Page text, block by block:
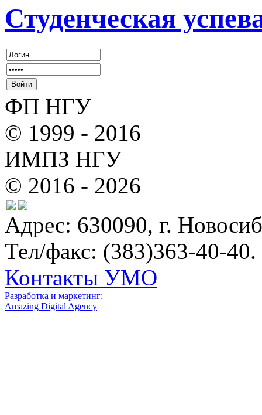
Студенческая
ФП НГУ
© 1999 - 2016
ИМПЗ НГУ
© 2016 - 2026
Адрес: 630090, г.
Тел/факс: (383)363-40-40.
Контакты УМО
Разработка и маркетинг:
Amazing Digital Agency